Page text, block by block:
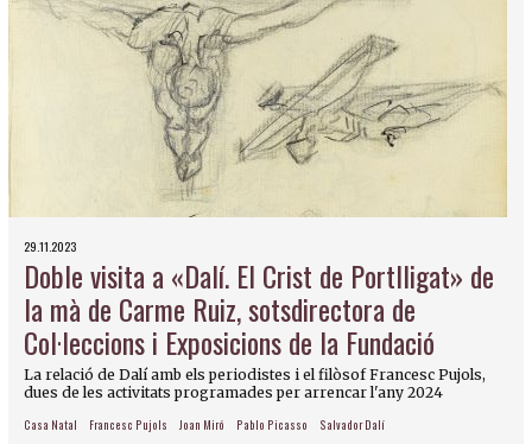
29.11.2023
Doble visita a «Dalí. El Crist de Portlligat» de
la mà de Carme Ruiz, sotsdirectora de
Col·leccions i Exposicions de la Fundació
La relació de Dalí amb els periodistes i el filòsof Francesc Pujols,
dues de les activitats programades per arrencar l'any 2024
Casa Natal Francesc Pujols Joan Miró Pablo Picasso Salvador Dalí